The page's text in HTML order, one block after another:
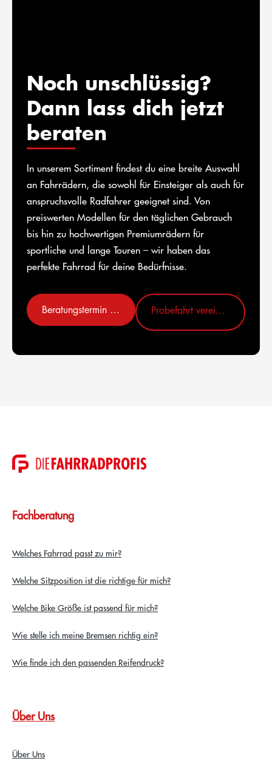
Noch unschlüssig?
Dann lass dich jetzt
beraten
In unserem Sortiment findest du eine breite Auswahl
an Fahrrädern, die sowohl für Einsteiger als auch für
anspruchsvolle Radfahrer geeignet sind. Von
preiswerten Modellen für den täglichen Gebrauch
bis hin zu hochwertigen Premiumrädern für
sportliche und lange Touren – wir haben das
perfekte Fahrrad für deine Bedürfnisse.
Beratungstermin vereinbaren Probefahrt vereinbaren
Fachberatung
Welches Fahrrad passt zu mir?
Welche Sitzposition ist die richtige für mich?
Welche Bike Größe ist passend für mich?
Wie stelle ich meine Bremsen richtig ein?
Wie finde ich den passenden Reifendruck?
Über Uns
Über Uns